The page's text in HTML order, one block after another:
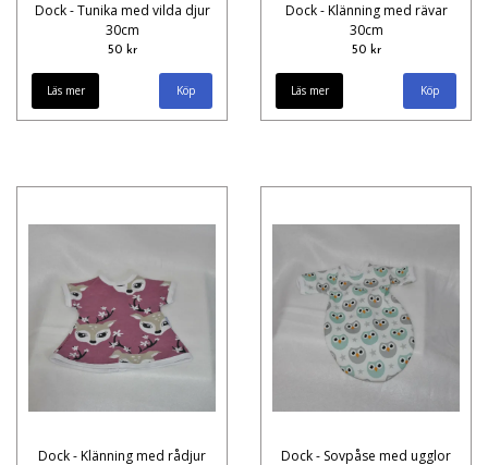
Dock - Tunika med vilda djur
30cm
50 kr
Läs mer
Dock - Klänning med rävar
30cm
50 kr
Läs mer
Dock - Klänning med rådjur
Dock - Sovpåse med ugglor